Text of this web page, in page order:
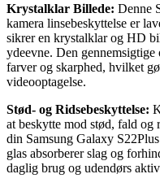
Krystalklar Billede: Denne
kamera linsebeskyttelse er
sikrer en krystalklar og HD
ydeevne. Den
farver og skarphed, hvilket
videooptagelse.
Stød- og Ridsebeskyttelse:
at beskytte mod stød, fald
din Samsung Galaxy
glas absorberer slag og
daglig brug og udendørs